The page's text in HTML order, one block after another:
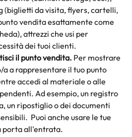
(biglietti da visita, flyers, cartelli,
vendita esattamente come
attrezzi che usi per
dei tuoi clienti.
il punto vendita. Per mostrare
a a rappresentare il tuo punto
accedi al materiale o alle
Ad esempio, un registro
un ripostiglio o dei documenti
Puoi anche usare le tue
porta all'entrata.